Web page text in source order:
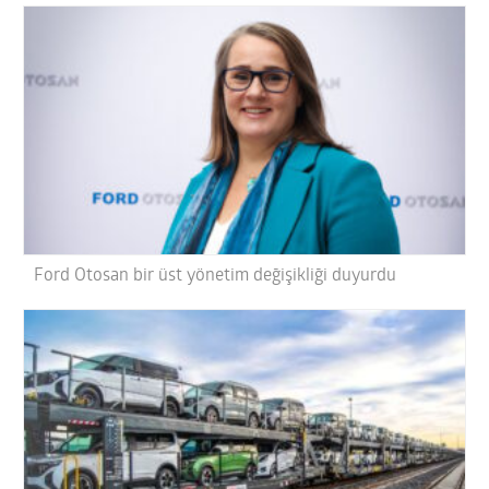
Ford Otosan bir üst yönetim değişikliği duyurdu